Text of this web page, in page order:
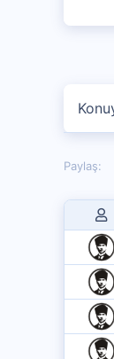
Paylaş: